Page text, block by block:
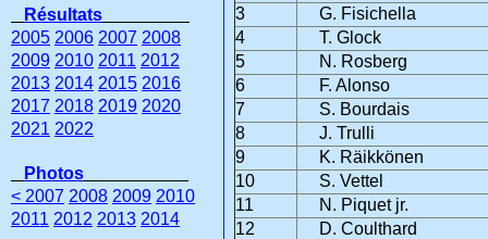
3
G. Fisichella
4
T. Glock
5
N. Rosberg
6
F. Alonso
7
S. Bourdais
8
J. Trulli
9
K. Räikkönen
10
S. Vettel
11
N. Piquet jr.
12
D. Coulthard
Résultats
2005 2006 2007 2008
2009 2010 2011 2012
2013 2014 2015 2016
2017 2018 2019 2020
2021 2022
Photos
< 2007 2008 2009 2010
2011 2012 2013 2014